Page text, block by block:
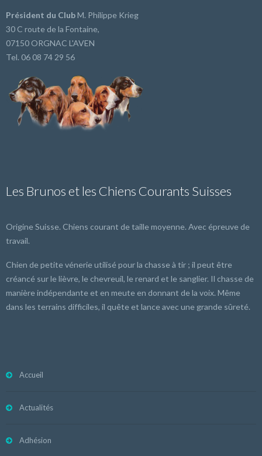
Président du ClubM. Philippe Krieg
30 C route de la Fontaine,
07150 ORGNAC L'AVEN
Tel. 06 08 74 29 56
Les Brunos et les Chiens Courants Suisses
Origine Suisse. Chiens courant de taille moyenne. Avec épreuve de
travail.
Chien de petite vénerie utilisé pour la chasse à tir ; il peut être
créancé sur le lièvre, le chevreuil, le renard et le sanglier. Il chasse de
manière indépendante et en meute en donnant de la voix. Même
dans les terrains difficiles, il quête et lance avec une grande sûreté.
Accueil
Actualités
Adhésion